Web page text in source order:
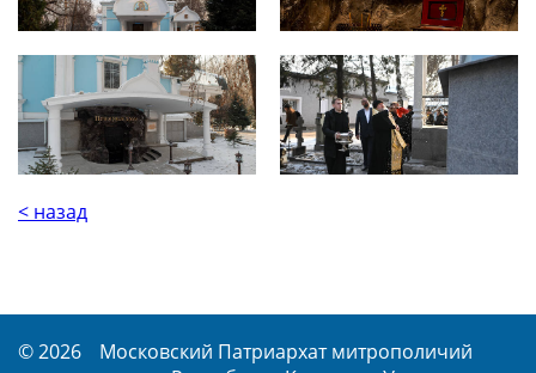
< назад
© 2026
Московский Патриархат митрополичий